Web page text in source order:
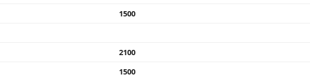
1500
2100
1500